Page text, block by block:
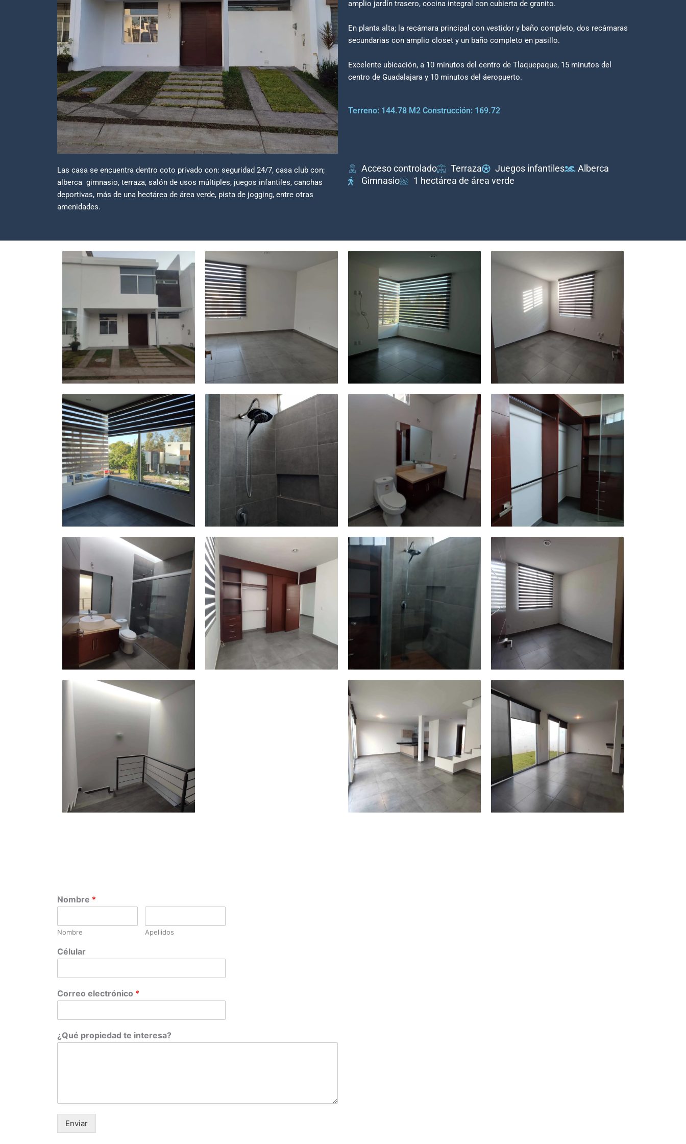
Las casa se encuentra dentro coto privado con: seguridad 24/7, casa club con;
alberca gimnasio, terraza, salón de usos múltiples, juegos infantiles, canchas
deportivas, más de una hectárea de área verde, pista de jogging, entre otras
amenidades.
amplio jardín trasero, cocina integral con cubierta de granito.
En planta alta; la recámara principal con vestidor y baño completo, dos recámaras
secundarias con amplio closet y un baño completo en pasillo.
Excelente ubicación, a 10 minutos del centro de Tlaquepaque, 15 minutos del
centro de Guadalajara y 10 minutos del áeropuerto.
Terreno: 144.78 M2 Construcción: 169.72
Acceso controlado Terraza Juegos infantiles
Alberca
Gimnasio
1 hectárea de área verde
Nombre *
Nombre Apellidos
Célular
Correo electrónico *
¿Qué propiedad te interesa?
Enviar